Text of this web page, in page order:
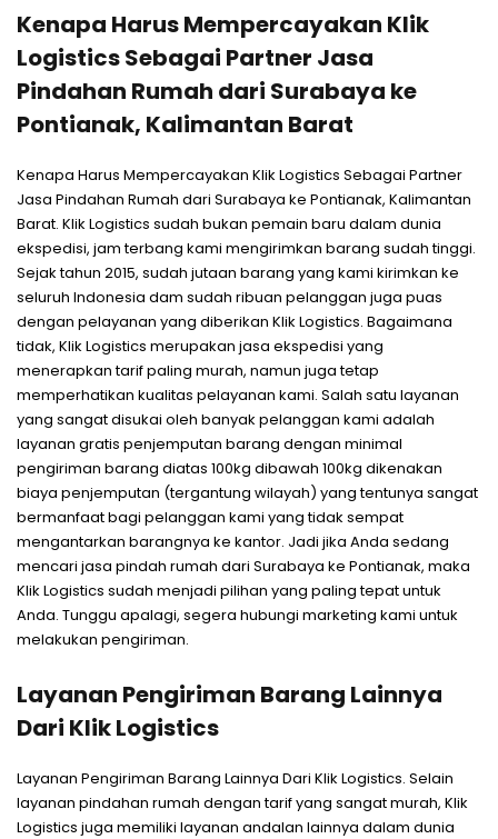
Kenapa Harus Mempercayakan Klik
Logistics Sebagai Partner Jasa
Pindahan Rumah dari Surabaya ke
Pontianak, Kalimantan Barat
Kenapa Harus Mempercayakan Klik Logistics Sebagai Partner
Jasa Pindahan Rumah dari Surabaya ke Pontianak, Kalimantan
Barat. Klik Logistics sudah bukan pemain baru dalam dunia
ekspedisi, jam terbang kami mengirimkan barang sudah tinggi.
Sejak tahun 2015, sudah jutaan barang yang kami kirimkan ke
seluruh Indonesia dam sudah ribuan pelanggan juga puas
dengan pelayanan yang diberikan Klik Logistics. Bagaimana
tidak, Klik Logistics merupakan jasa ekspedisi yang
menerapkan tarif paling murah, namun juga tetap
memperhatikan kualitas pelayanan kami. Salah satu layanan
yang sangat disukai oleh banyak pelanggan kami adalah
layanan gratis penjemputan barang dengan minimal
pengiriman barang diatas 100kg dibawah 100kg dikenakan
biaya penjemputan (tergantung wilayah) yang tentunya sangat
bermanfaat bagi pelanggan kami yang tidak sempat
mengantarkan barangnya ke kantor. Jadi jika Anda sedang
mencari jasa pindah rumah dari Surabaya ke Pontianak, maka
Klik Logistics sudah menjadi pilihan yang paling tepat untuk
Anda. Tunggu apalagi, segera hubungi marketing kami untuk
melakukan pengiriman.
Layanan Pengiriman Barang Lainnya
Dari Klik Logistics
Layanan Pengiriman Barang Lainnya Dari Klik Logistics. Selain
layanan pindahan rumah dengan tarif yang sangat murah, Klik
Logistics juga memiliki layanan andalan lainnya dalam dunia